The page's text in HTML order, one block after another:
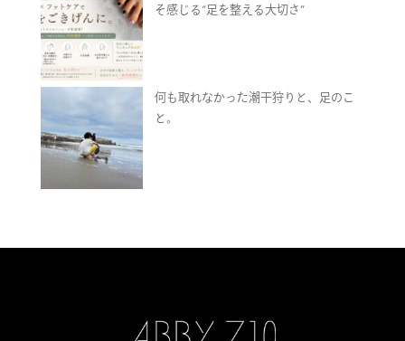
そ感じる“足を整える大切さ”
何も取れなかった潮干狩りと、足のこ
と。